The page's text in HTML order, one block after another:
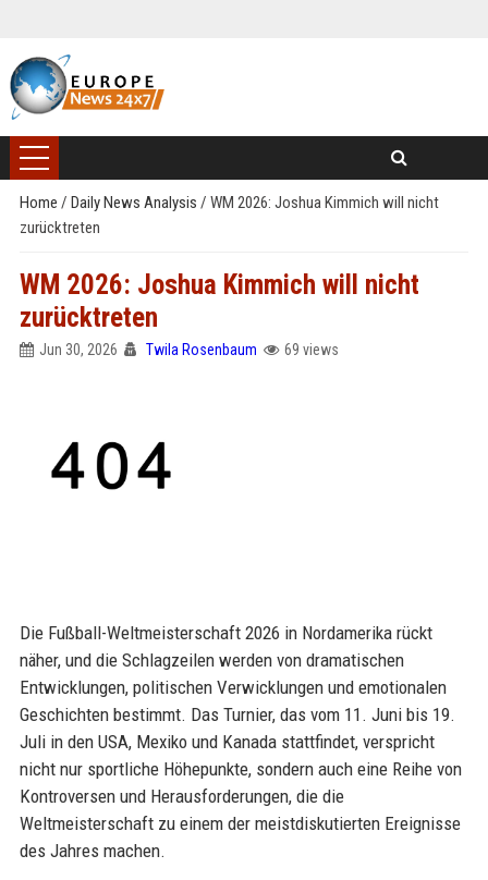
Home / Daily News Analysis / WM 2026: Joshua Kimmich will nicht
zurücktreten
WM 2026: Joshua Kimmich will nicht
zurücktreten
Jun 30, 2026 Twila Rosenbaum 69 views
Die Fußball-Weltmeisterschaft 2026 in Nordamerika rückt
näher, und die Schlagzeilen werden von dramatischen
Entwicklungen, politischen Verwicklungen und emotionalen
Geschichten bestimmt. Das Turnier, das vom 11. Juni bis 19.
Juli in den USA, Mexiko und Kanada stattfindet, verspricht
nicht nur sportliche Höhepunkte, sondern auch eine Reihe von
Kontroversen und Herausforderungen, die die
Weltmeisterschaft zu einem der meistdiskutierten Ereignisse
des Jahres machen.